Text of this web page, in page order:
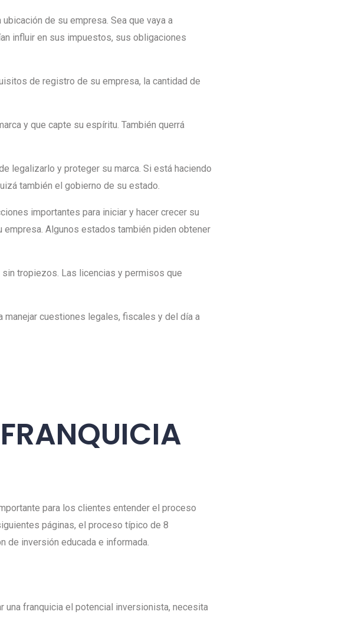
de su empresa. Sea que vaya a
influir en sus impuestos, sus obligaciones
de registro de su empresa, la cantidad de
y que capte su espíritu. También querrá
legalizarlo y proteger su marca. Si está haciendo
también el gobierno de su estado.
importantes para iniciar y hacer crecer su
empresa. Algunos estados también piden obtener
tropiezos. Las licencias y permisos que
manejar cuestiones legales, fiscales y del día a
para los clientes entender el proceso
páginas, el proceso típico de 8
de inversión educada e informada.
una franquicia el potencial inversionista, necesita